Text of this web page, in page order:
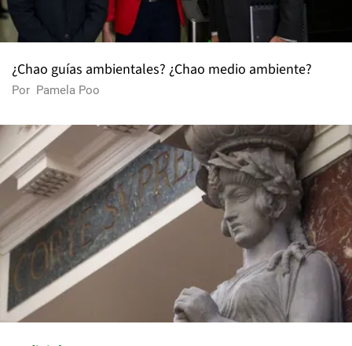
¿Chao guías ambientales? ¿Chao medio ambiente?
Por Pamela Poo